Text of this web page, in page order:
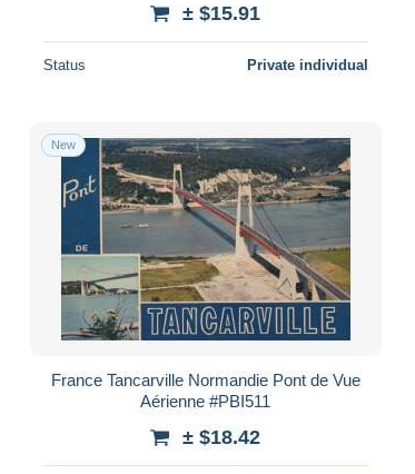
± $15.91
Status Private individual
New
France Tancarville Normandie Pont de Vue
Aérienne #PBI511
± $18.42